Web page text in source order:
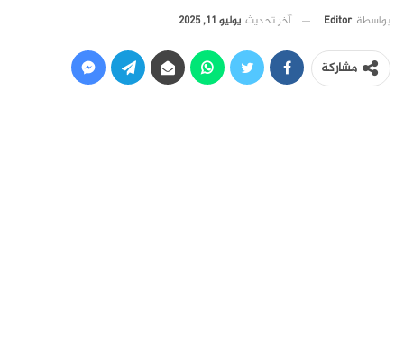
بواسطة Editor آخر تحديث يوليو 11, 2025
مشاركة